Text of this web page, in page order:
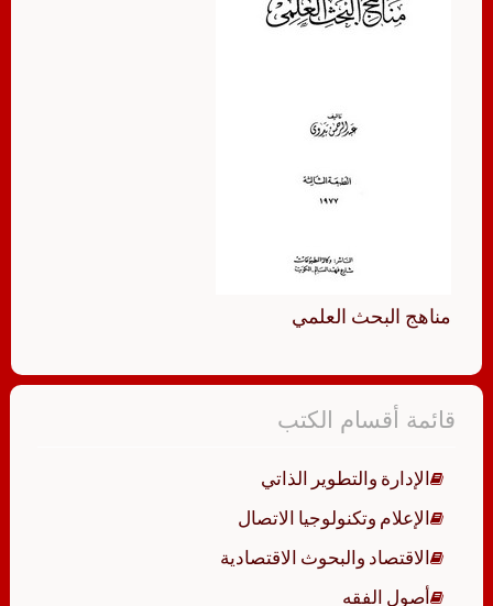
مناهج البحث العلمي
قائمة أقسام الكتب
الإدارة والتطوير الذاتي
الإعلام وتكنولوجيا الاتصال
الاقتصاد والبحوث الاقتصادية
أصول الفقه